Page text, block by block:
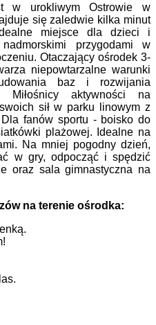
w urokliwym Ostrowie w
się zaledwie kilka minut
miejsce dla dzieci i
przygodami w
Otaczający ośrodek 3-
niepowtarzalne warunki
baz i rozwijania
Miłośnicy aktywności na
sił w parku linowym z
Dla fanów sportu - boisko do
plażowej. Idealne na
Na mniej pogodny dzień,
w gry, odpocząć i spędzić
oraz sala gimnastyczna na
na terenie ośrodka: